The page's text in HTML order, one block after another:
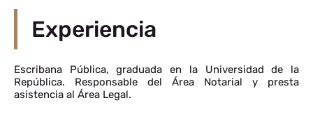
Experiencia
Escribana Pública, graduada en la Universidad de la
República. Responsable del Área Notarial y presta
asistencia al Área Legal.